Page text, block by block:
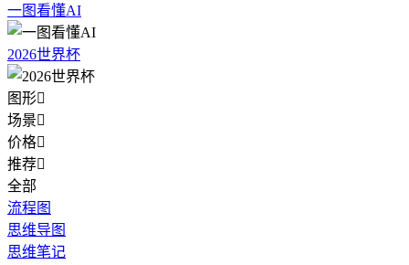
一图看懂AI
2026世界杯
图形
场景
价格
推荐
全部
流程图
思维导图
思维笔记